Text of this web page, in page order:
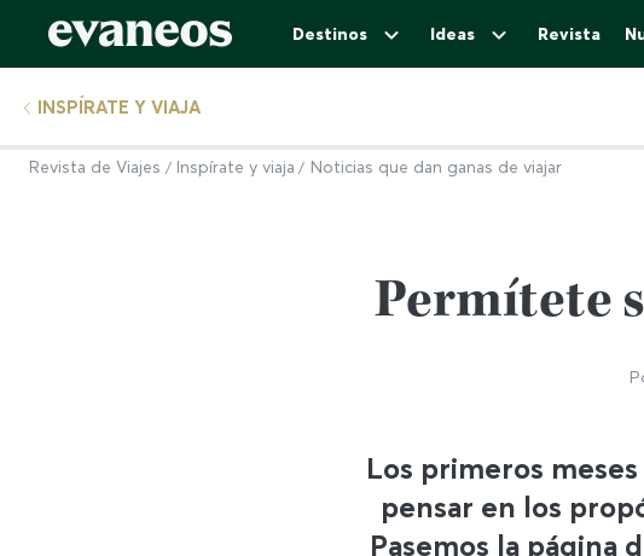
Destinos Ideas Revista
INSPÍRATE Y VIAJA
Revista de Viajes Inspírate y viaja Noticias que dan ganas de viajar
Permítete
Los primeros
pensar en los
Pasemos la página